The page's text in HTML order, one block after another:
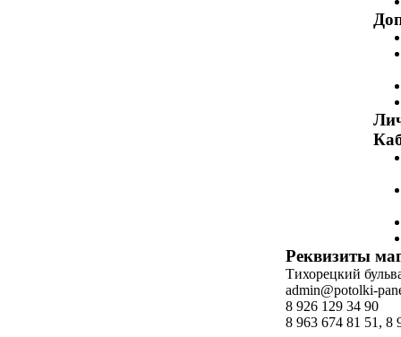
Реквизиты
Тихорецкий
admin@potolki-
8 926 129 34 90
8 963 674 81 51, 8